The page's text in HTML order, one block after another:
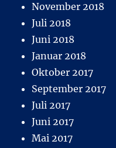
November 2018
Juli 2018
Juni 2018
Januar 2018
Oktober 2017
September 2017
Juli 2017
Juni 2017
Mai 2017